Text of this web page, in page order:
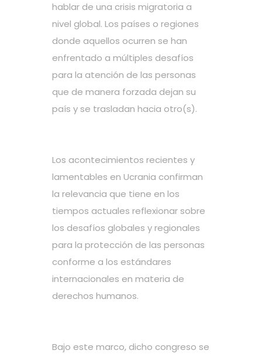
hablar de una crisis migratoria a
nivel global. Los países o regiones
donde aquellos ocurren se han
enfrentado a múltiples desafíos
para la atención de las personas
que de manera forzada dejan su
país y se trasladan hacia otro(s).
Los acontecimientos recientes y
lamentables en Ucrania confirman
la relevancia que tiene en los
tiempos actuales reflexionar sobre
los desafíos globales y regionales
para la protección de las personas
conforme a los estándares
internacionales en materia de
derechos humanos.
Bajo este marco, dicho congreso se